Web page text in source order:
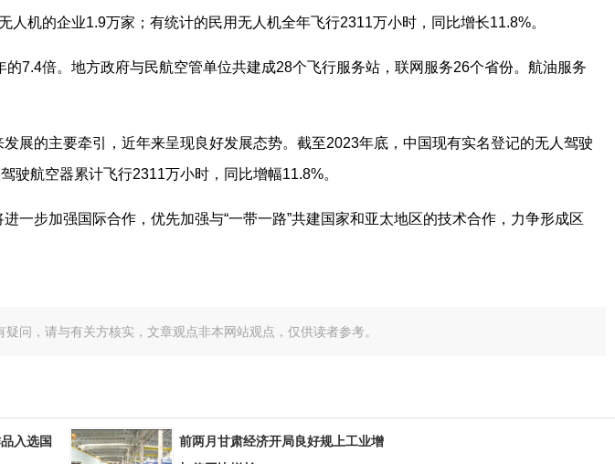
机的企业1.9万家；有统计的民用无人机全年飞行2311万小时，同比增长11.8%。
7.4倍。地方政府与民航空管单位共建成28个飞行服务站，联网服务26个省份。航油服务
展的主要牵引，近年来呈现良好发展态势。截至2023年底，中国现有实名登记的无人驾驶
驶航空器累计飞行2311万小时，同比增幅11.8%。
步加强国际合作，优先加强与“一带一路”共建国家和亚太地区的技术合作，力争形成区
问，请与有关方核实，文章观点非本网站观点，仅供读者参考。
入选国
前两月甘肃经济开局良好规上工业增